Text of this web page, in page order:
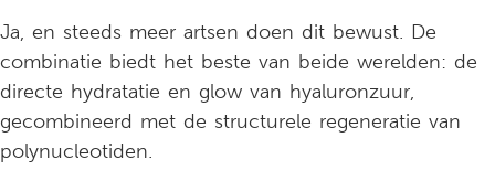
Ja, en steeds meer artsen doen dit bewust. De
combinatie biedt het beste van beide werelden: de
directe hydratatie en glow van hyaluronzuur,
gecombineerd met de structurele regeneratie van
polynucleotiden.